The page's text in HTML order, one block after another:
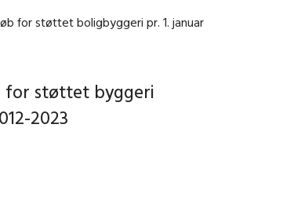
for støttet boligbyggeri pr. 1. januar
for støttet byggeri
2023